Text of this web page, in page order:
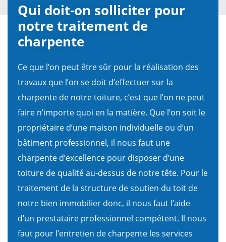
Qui doit-on solliciter pour
notre traitement de
charpente
Ce que l’on peut être sûr pour la réalisation des
travaux que l’on se doit d’effectuer sur la
charpente de notre toiture, c’est que l’on ne peut
faire n’importe quoi en la matière. Que l’on soit le
propriétaire d’une maison individuelle ou d’un
bâtiment professionnel, il nous faut une
charpente d’excellence pour disposer d’une
toiture de qualité au-dessus de notre tête. Pour le
traitement de la structure de soutien du toit de
notre bien immobilier donc, il nous faut l’aide
d’un prestataire professionnel compétent. Il nous
faut pour l’entretien de charpente les services